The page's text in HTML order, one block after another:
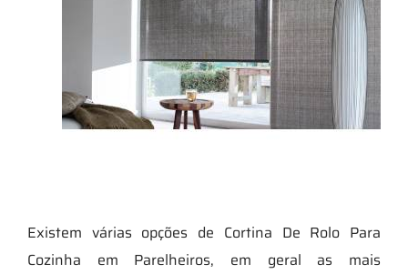
Existem várias opções de Cortina De Rolo Para
Cozinha em Parelheiros, em geral as mais